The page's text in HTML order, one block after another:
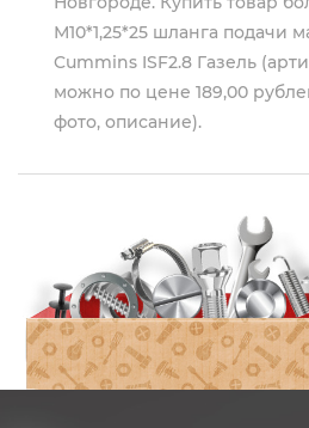
М10*1,25*25 шланга подачи
Cummins ISF2.8 Газель
можно по цене 189,00
фото, описание).